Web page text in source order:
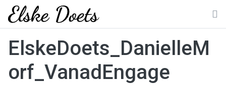
Skip
content
ElskeDoets_DanielleM
orf_VanadEngage